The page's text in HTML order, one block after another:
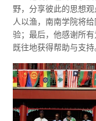
野，分享彼此的思想
人以渔，南南学院将
验；最后，他感谢所
既往地获得帮助与支持